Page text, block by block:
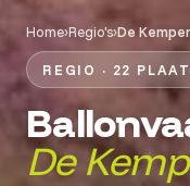
Home›Regio's›De
REGIO · 22
De